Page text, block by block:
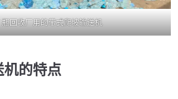
瓶回收厂用的带式爬坡输送机
的特点